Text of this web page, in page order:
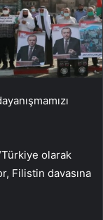
olarak
Filistin davasına